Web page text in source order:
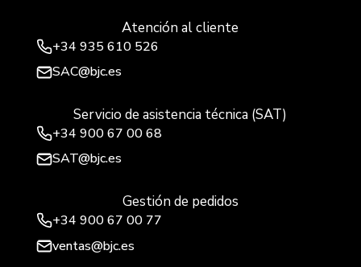
Atención al cliente
+34 935 610 526
SAC@bjc.es
Servicio de asistencia técnica (SAT)
+34 900 67 00 68
SAT@bjc.es
Gestión de pedidos
+34 900 67 00 77
ventas@bjc.es